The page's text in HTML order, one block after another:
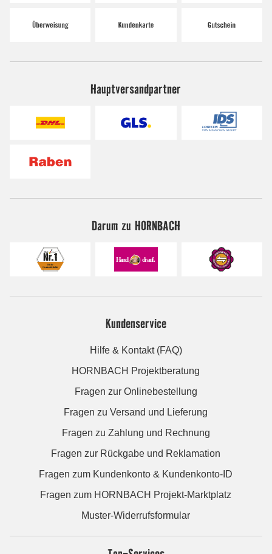
Hauptversandpartner
Darum zu HORNBACH
Kundenservice
Hilfe & Kontakt (FAQ)
HORNBACH Projektberatung
Fragen zur Onlinebestellung
Fragen zu Versand und Lieferung
Fragen zu Zahlung und Rechnung
Fragen zur Rückgabe und Reklamation
Fragen zum Kundenkonto & Kundenkonto-ID
Fragen zum HORNBACH Projekt-Marktplatz
Muster-Widerrufsformular